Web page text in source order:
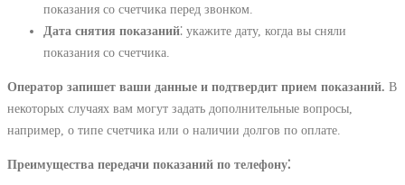
показания со счетчика перед звонком.
Дата снятия показаний⁚ укажите дату, когда вы сняли
показания со счетчика.
Оператор запишет ваши данные и подтвердит прием показаний. В
некоторых случаях вам могут задать дополнительные вопросы,
например, о типе счетчика или о наличии долгов по оплате.
Преимущества передачи показаний по телефону⁚